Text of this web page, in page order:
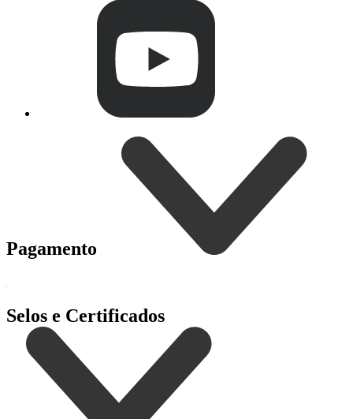
Pagamento
Selos e Certificados